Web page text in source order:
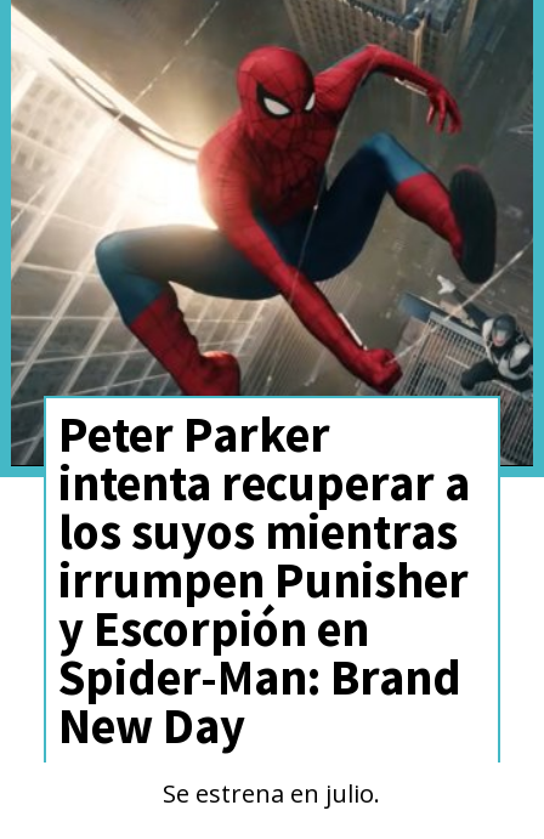
Peter Parker
intenta recuperar a
los suyos mientras
irrumpen Punisher
y Escorpión en
Spider-Man: Brand
New Day
Se estrena en julio.